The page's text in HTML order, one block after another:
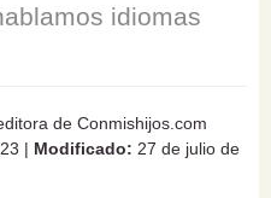
idiomas
editora de Conmishijos.com
| Modificado: 27 de julio de